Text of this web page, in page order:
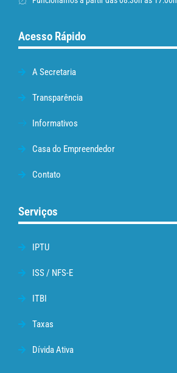
Acesso Rápido
A Secretaria
Transparência
Informativos
Casa do Empreendedor
Contato
Serviços
IPTU
ISS / NFS-E
ITBI
Taxas
Dívida Ativa